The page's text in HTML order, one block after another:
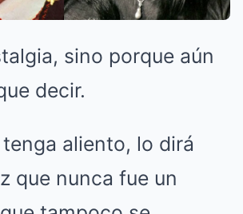
sino porque aún
decir.
aliento, lo dirá
que nunca fue un